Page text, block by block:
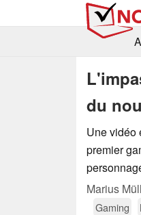
du
Une vidéo
premier
Marius
Gaming